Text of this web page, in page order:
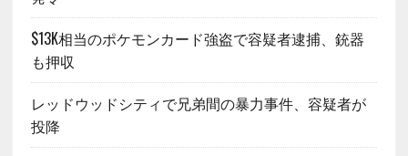
$13K相当のポケモンカード強盗で容疑者逮捕、銃器
も押収
レッドウッドシティで兄弟間の暴力事件、容疑者が
投降